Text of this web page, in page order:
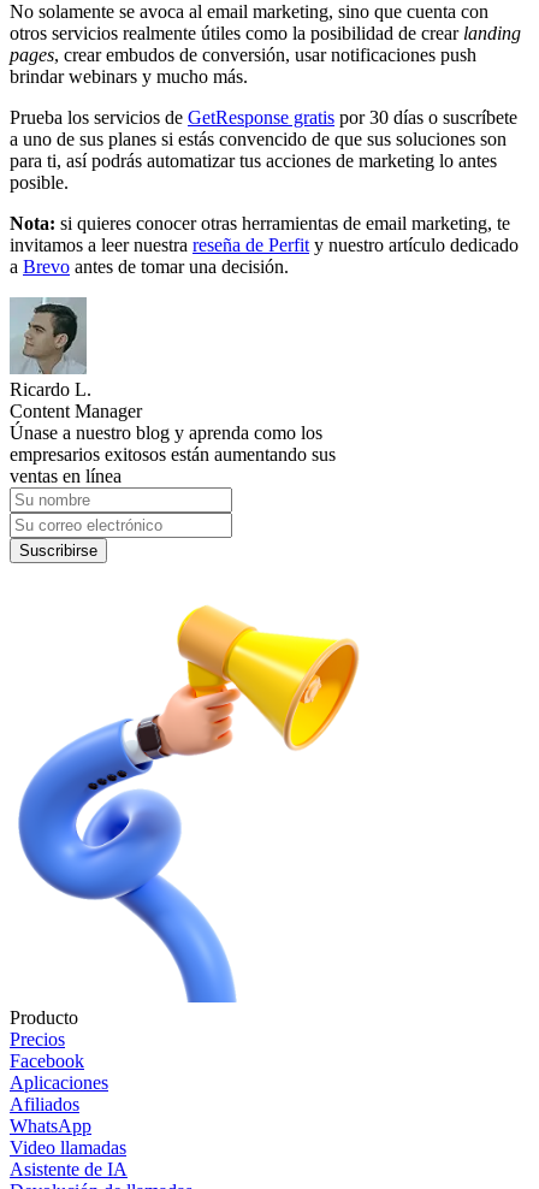
No solamente se avoca al email marketing, sino que cuenta con
otros servicios realmente útiles como la posibilidad de crear landing
pages, crear embudos de conversión, usar notificaciones push
brindar webinars y mucho más.
Prueba los servicios de GetResponse gratis por 30 días o suscríbete
a uno de sus planes si estás convencido de que sus soluciones son
para ti, así podrás automatizar tus acciones de marketing lo antes
posible.
Nota: si quieres conocer otras herramientas de email marketing, te
invitamos a leer nuestra reseña de Perfit y nuestro artículo dedicado
a Brevo antes de tomar una decisión.
Ricardo L.
Content Manager
Únase a nuestro blog y aprenda como los
empresarios exitosos están aumentando sus
ventas en línea
Suscribirse
Producto
Precios
Facebook
Aplicaciones
Afiliados
WhatsApp
Video llamadas
Asistente de IA